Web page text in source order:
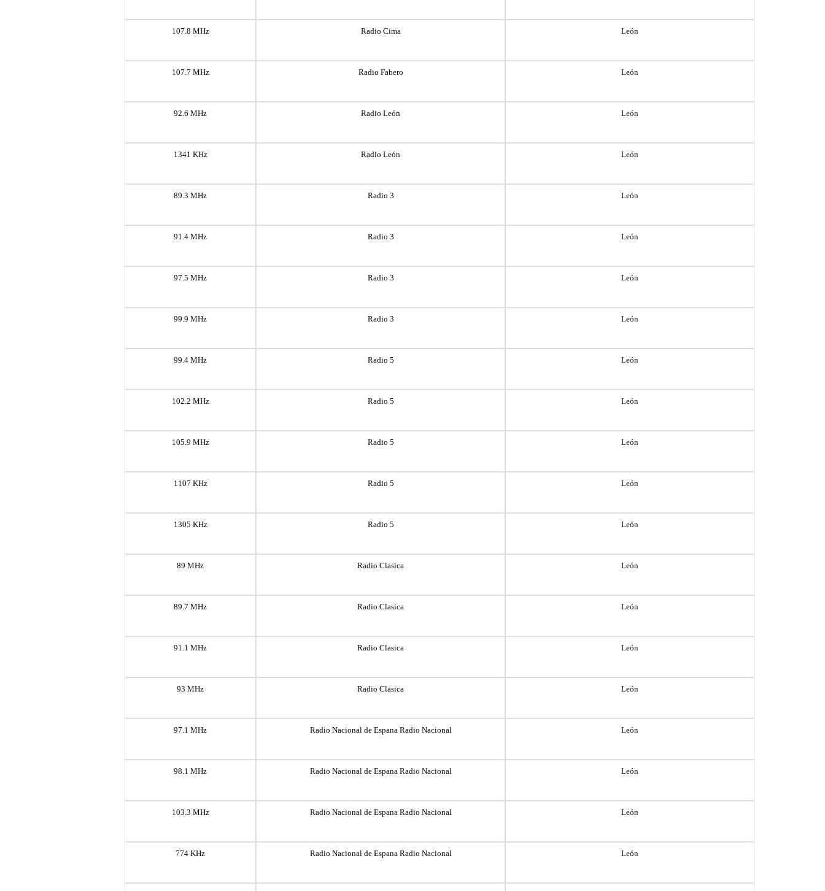
107.8 MHz Radio Cima León
107.7 MHz Radio Fabero León
92.6 MHz Radio León León
1341 KHz Radio León León
89.3 MHz Radio 3 León
91.4 MHz Radio 3 León
97.5 MHz Radio 3 León
99.9 MHz Radio 3 León
99.4 MHz Radio 5 León
102.2 MHz Radio 5 León
105.9 MHz Radio 5 León
1107 KHz Radio 5 León
1305 KHz Radio 5 León
89 MHz Radio Clasica León
89.7 MHz Radio Clasica León
91.1 MHz Radio Clasica León
93 MHz Radio Clasica León
97.1 MHz Radio Nacional de Espana Radio Nacional León
98.1 MHz Radio Nacional de Espana Radio Nacional León
103.3 MHz Radio Nacional de Espana Radio Nacional León
774 KHz Radio Nacional de Espana Radio Nacional León